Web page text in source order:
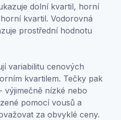
dolní kvartil, horní
kvartil. Vodorovná
prostřední hodnotu
variabilitu cenových
kvartilem. Tečky pak
výjimečně nízké nebo
pomocí vousů a
za obvyklé ceny.